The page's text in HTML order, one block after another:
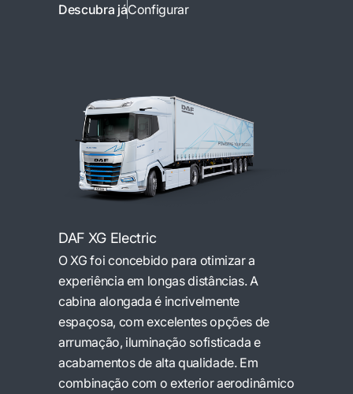
Descubra jáConfigurar
DAF XG Electric
O XG foi concebido para otimizar a
experiência em longas distâncias. A
cabina alongada é incrivelmente
espaçosa, com excelentes opções de
arrumação, iluminação sofisticada e
acabamentos de alta qualidade. Em
combinação com o exterior aerodinâmico